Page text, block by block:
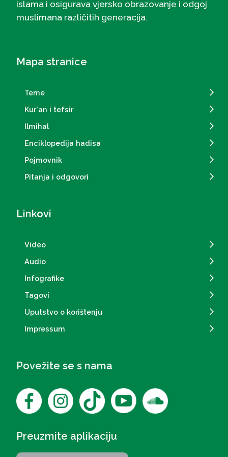
islama i osigurava vjersko obrazovanje i odgoj
muslimana različitih generacija.
Mapa stranice
Teme
Kur'an i tefsir
Ilmihal
Enciklopedija hadisa
Pojmovnik
Pitanja i odgovori
Linkovi
Video
Audio
Infografike
Tagovi
Uputstvo o korištenju
Impressum
Povežite se s nama
Preuzmite aplikaciju